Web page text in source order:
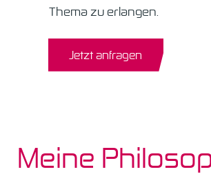
Thema zu erlangen.
Jetzt anfragen
Meine